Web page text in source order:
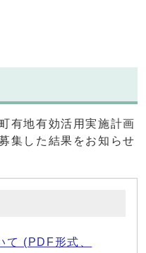
有地有効活用実施計画
集した結果をお知らせ
て (PDF形式、